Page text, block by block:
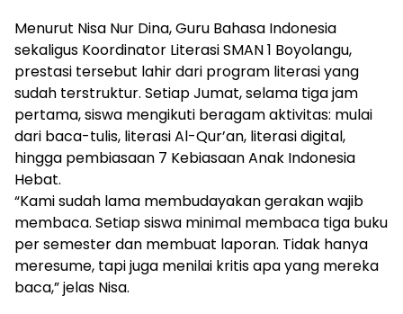
Menurut Nisa Nur Dina, Guru Bahasa Indonesia
sekaligus Koordinator Literasi SMAN 1 Boyolangu,
prestasi tersebut lahir dari program literasi yang
sudah terstruktur. Setiap Jumat, selama tiga jam
pertama, siswa mengikuti beragam aktivitas: mulai
dari baca-tulis, literasi Al-Qur’an, literasi digital,
hingga pembiasaan 7 Kebiasaan Anak Indonesia
Hebat.
“Kami sudah lama membudayakan gerakan wajib
membaca. Setiap siswa minimal membaca tiga buku
per semester dan membuat laporan. Tidak hanya
meresume, tapi juga menilai kritis apa yang mereka
baca,” jelas Nisa.